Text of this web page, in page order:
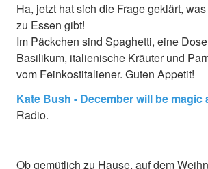
Ha, jetzt hat sich die Frage geklärt,
zu Essen gibt!
Im Päckchen sind Spaghetti, eine
Basilikum, italienische Kräuter und
vom Feinkostitaliener. Guten Appetit!
Kate Bush - December will be magic
Radio.
Ob gemütlich zu Hause, auf dem